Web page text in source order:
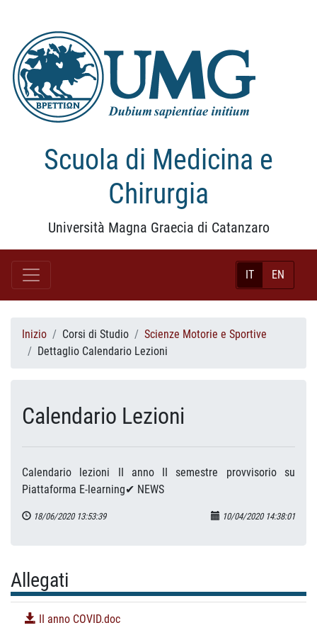
Scuola di Medicina e
Chirurgia
Università Magna Graecia di Catanzaro
IT EN
Inizio Corsi di Studio
Scienze Motorie e Sportive
Dettaglio Calendario Lezioni
Calendario Lezioni
Calendario lezioni II anno II semestre provvisorio su
Piattaforma E-learning✔ NEWS
18/06/2020 13:53:39 10/04/2020 14:38:01
Allegati
II anno COVID.doc